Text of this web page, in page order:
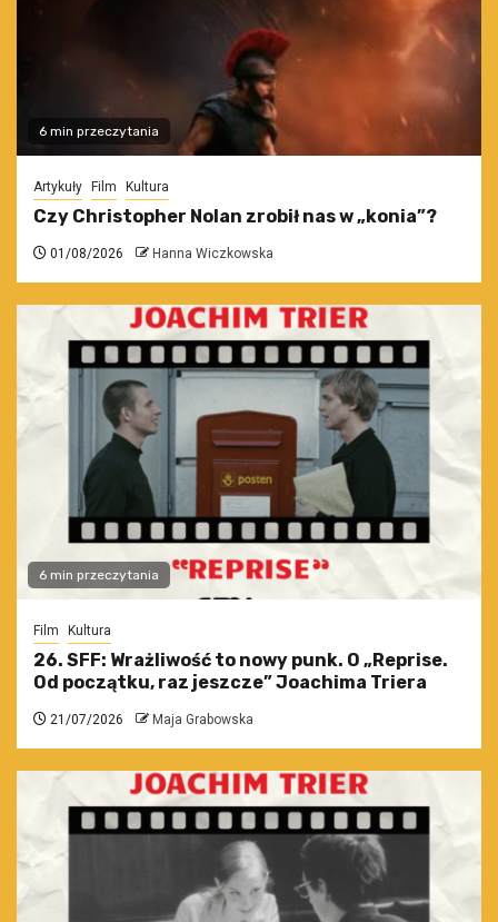
6 min przeczytania
Artykuły Film Kultura
Czy Christopher Nolan zrobił nas w „konia”?
01/08/2026 Hanna Wiczkowska
6 min przeczytania
Film Kultura
26. SFF: Wrażliwość to nowy punk. O „Reprise.
Od początku, raz jeszcze” Joachima Triera
21/07/2026 Maja Grabowska